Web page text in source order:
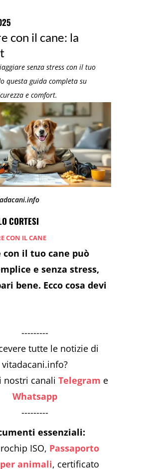
con il cane: la
senza stress con il tuo
questa guida completa su
e comfort.
CORTESI
CON IL CANE
con il tuo cane può
e senza stress,
bene. Ecco cosa devi
---------
tutte le notizie di
vitadacani.info?
nostri canaliTelegram e
Whatsapp
---------
essenziali:
ISO, Passaporto
per animali, certificato